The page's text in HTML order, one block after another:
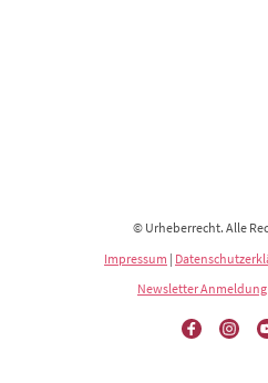
© Urheberrecht. Alle
Impressum |
Newsletter Anmeldung